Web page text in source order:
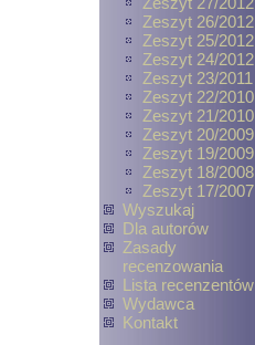
Zeszyt 26/2012
Zeszyt 25/2012
Zeszyt 24/2012
Zeszyt 23/2011
Zeszyt 22/2010
Zeszyt 21/2010
Zeszyt 20/2009
Zeszyt 19/2009
Zeszyt 18/2008
Zeszyt 17/2007
Wyszukaj
Dla autorów
Zasady
recenzowania
Lista recenzentów
Wydawca
Kontakt